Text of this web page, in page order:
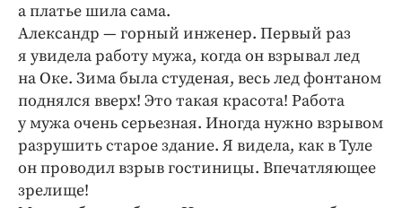
а платье шила сама.
Александр — горный инженер. Первый раз
я увидела работу мужа, когда он взрывал лед
на Оке. Зима была студеная, весь лед фонтаном
поднялся вверх! Это такая красота! Работа
у мужа очень серьезная. Иногда нужно взрывом
разрушить старое здание. Я видела, как в Туле
он проводил взрыв гостиницы. Впечатляющее
зрелище!